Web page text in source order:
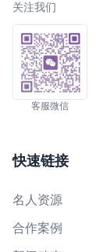
关注我们
客服微信
快速链接
名人资源
合作案例